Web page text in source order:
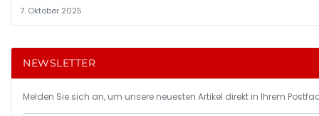
7. Oktober 2025
NEWSLETTER
Melden Sie sich an, um unsere neuesten Artikel direkt in Ihrem